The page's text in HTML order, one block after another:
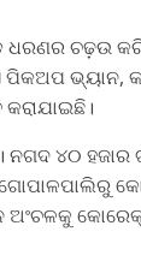
ଚଢ଼ଉ
ଭ୍ୟାନ,
୪୦ ହଜାର